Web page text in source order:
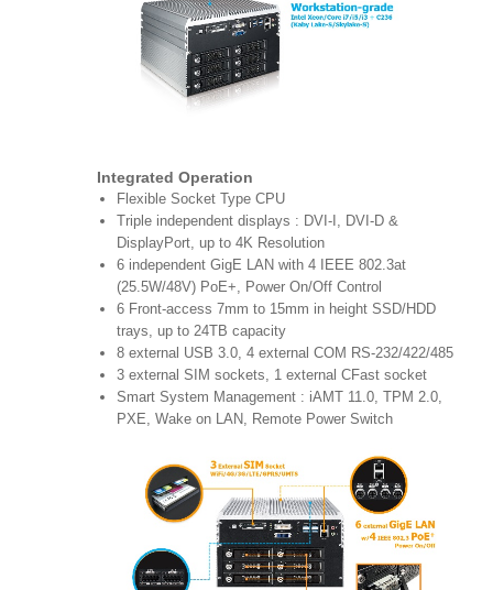
Integrated Operation
Flexible Socket Type CPU
Triple independent displays : DVI-I, DVI-D &
DisplayPort, up to 4K Resolution
6 independent GigE LAN with 4 IEEE 802.3at
(25.5W/48V) PoE+, Power On/Off Control
6 Front-access 7mm to 15mm in height SSD/HDD
trays, up to 24TB capacity
8 external USB 3.0, 4 external COM RS-232/422/485
3 external SIM sockets, 1 external CFast socket
Smart System Management : iAMT 11.0, TPM 2.0,
PXE, Wake on LAN, Remote Power Switch